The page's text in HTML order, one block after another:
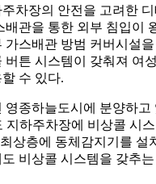
차장의 안전을 고려한
배관을 통한 외부 침입이
가스배관 방범 커버시설
버튼 시스템이 갖춰져 여
수 있다.
종하늘도시에 분양하고
지하주차장에 비상콜 시
상층에 동체감지기를 설
비상콜 시스템을 갖추